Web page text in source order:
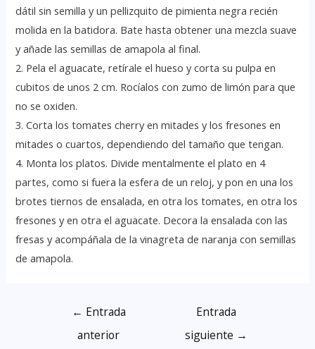
dátil sin semilla y un pellizquito de pimienta negra recién
molida en la batidora. Bate hasta obtener una mezcla suave
y añade las semillas de amapola al final.
2. Pela el aguacate, retírale el hueso y corta su pulpa en
cubitos de unos 2 cm. Rocíalos con zumo de limón para que
no se oxiden.
3. Corta los tomates cherry en mitades y los fresones en
mitades o cuartos, dependiendo del tamaño que tengan.
4. Monta los platos. Divide mentalmente el plato en 4
partes, como si fuera la esfera de un reloj, y pon en una los
brotes tiernos de ensalada, en otra los tomates, en otra los
fresones y en otra el aguacate. Decora la ensalada con las
fresas y acompáñala de la vinagreta de naranja con semillas
de amapola.
← Entrada
anterior
Entrada
siguiente →